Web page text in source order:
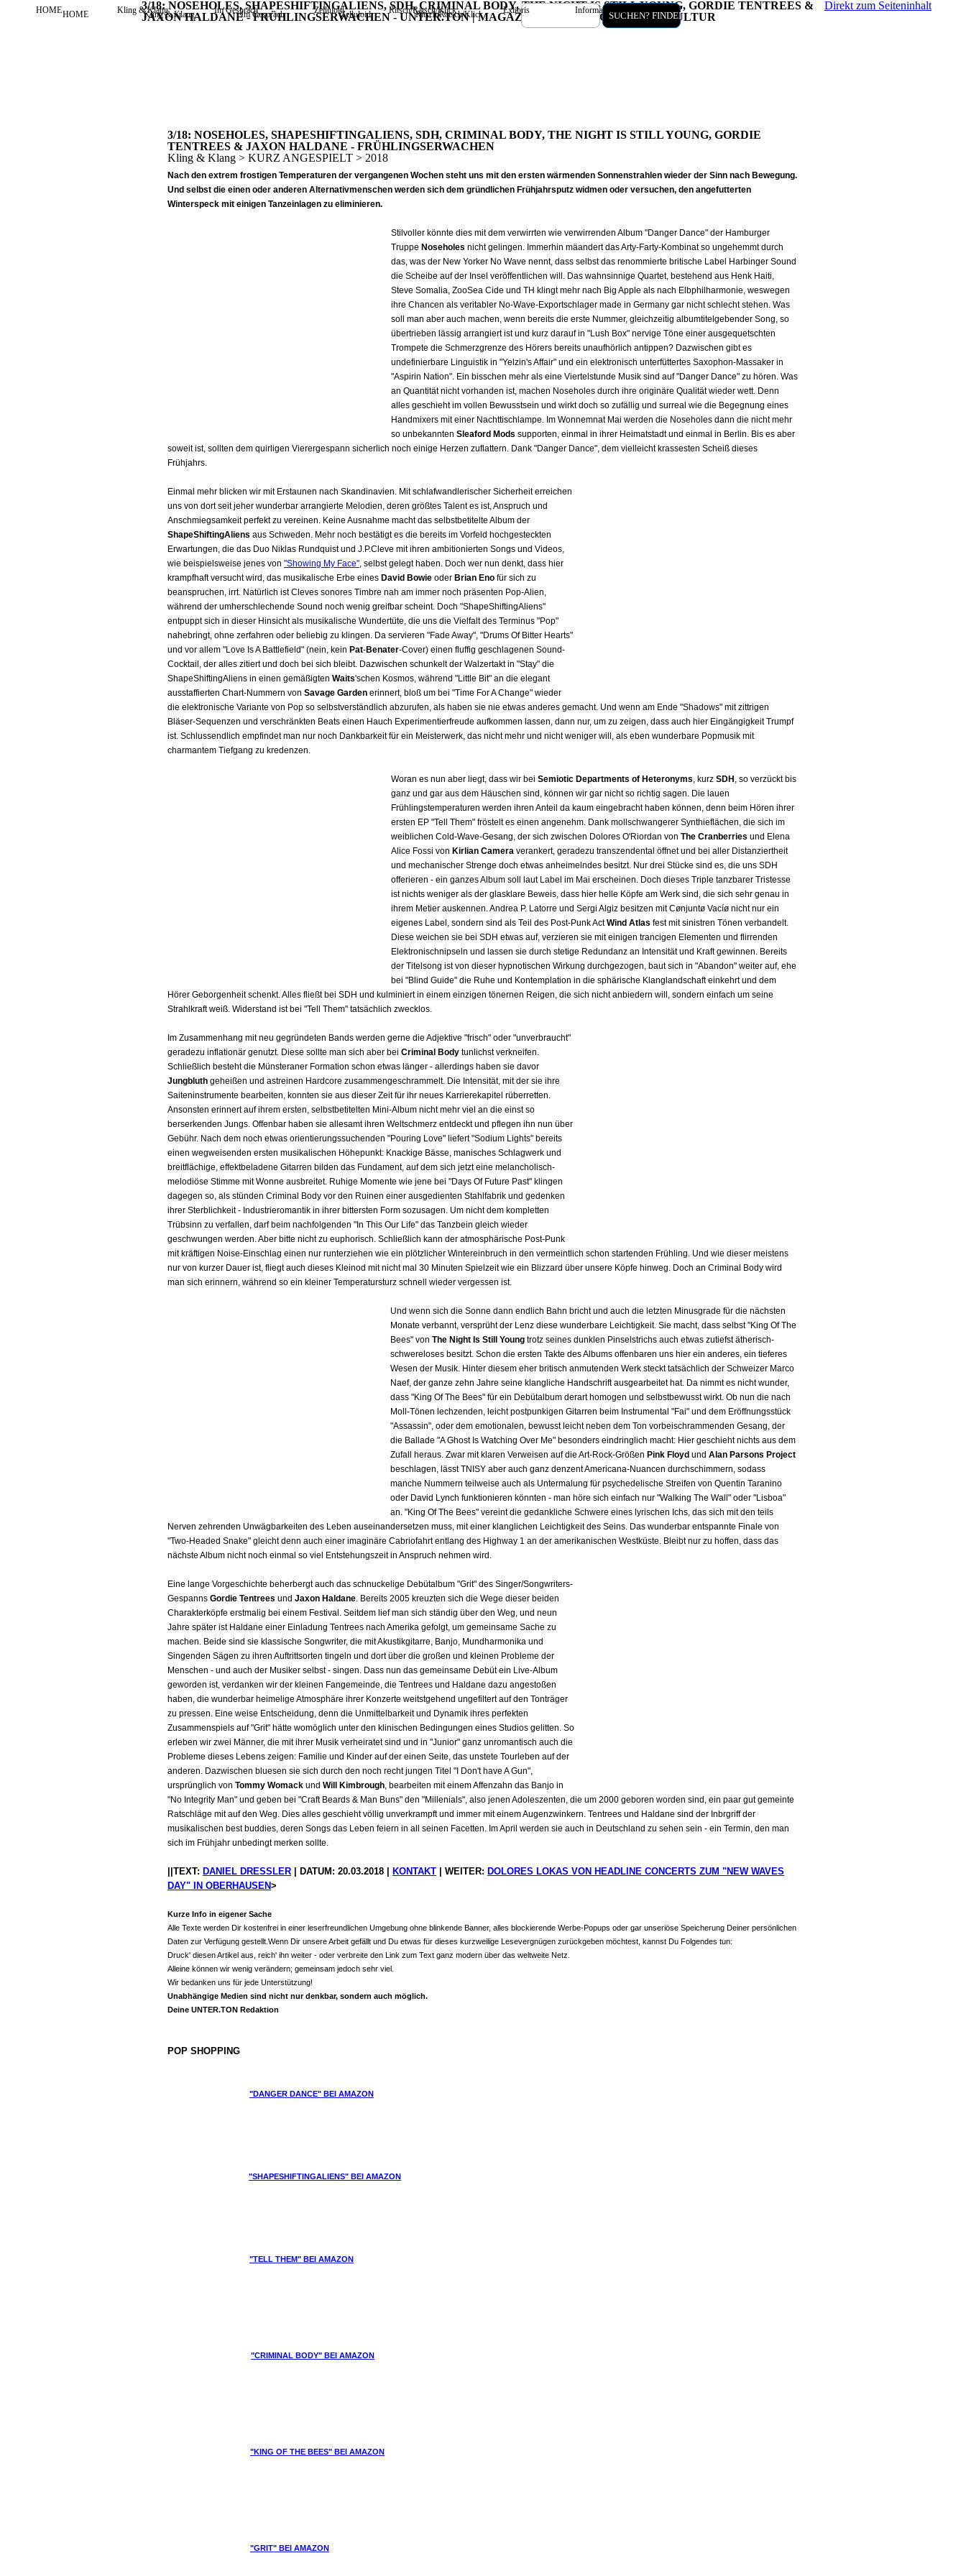
3/18: NOSEHOLES, SHAPESHIFTINGALIENS, SDH, CRIMINAL BODY, THE NIGHT IS STILL YOUNG, GORDIE TENTREES &
JAXON HALDANE - FRÜHLINGSERWACHEN - UNTER.TON | MAGAZIN FÜR KLANG- UND SUBKULTUR
HOME Kling & Klang Im Gespräch Zelluloid Ritsch/Ratsch/Klick Exlibris Information/Kontakt
HOME Kling & Klang Im Gespräch Zelluloid Ritsch/Ratsch/Klick Exlibris Information/Kontakt
Direkt zum Seiteninhalt
3/18: NOSEHOLES, SHAPESHIFTINGALIENS, SDH, CRIMINAL BODY, THE NIGHT IS STILL YOUNG, GORDIE
TENTREES & JAXON HALDANE - FRÜHLINGSERWACHEN
Kling & Klang > KURZ ANGESPIELT > 2018
Nach den extrem frostigen Temperaturen der vergangenen Wochen steht uns mit den ersten wärmenden Sonnenstrahlen wieder der Sinn nach Bewegung.
Und selbst die einen oder anderen Alternativmenschen werden sich dem gründlichen Frühjahrsputz widmen oder versuchen, den angefutterten
Winterspeck mit einigen Tanzeinlagen zu eliminieren.
Stilvoller könnte dies mit dem verwirrten wie verwirrenden Album "Danger Dance" der Hamburger
Truppe Noseholes nicht gelingen. Immerhin mäandert das Arty-Farty-Kombinat so ungehemmt durch
das, was der New Yorker No Wave nennt, dass selbst das renommierte britische Label Harbinger Sound
die Scheibe auf der Insel veröffentlichen will. Das wahnsinnige Quartet, bestehend aus Henk Haiti,
Steve Somalia, ZooSea Cide und TH klingt mehr nach Big Apple als nach Elbphilharmonie, weswegen
ihre Chancen als veritabler No-Wave-Exportschlager made in Germany gar nicht schlecht stehen. Was
soll man aber auch machen, wenn bereits die erste Nummer, gleichzeitig albumtitelgebender Song, so
übertrieben lässig arrangiert ist und kurz darauf in "Lush Box" nervige Töne einer ausgequetschten
Trompete die Schmerzgrenze des Hörers bereits unaufhörlich antippen? Dazwischen gibt es
undefinierbare Linguistik in "Yelzin's Affair" und ein elektronisch unterfüttertes Saxophon-Massaker in
"Aspirin Nation". Ein bisschen mehr als eine Viertelstunde Musik sind auf "Danger Dance" zu hören. Was
an Quantität nicht vorhanden ist, machen Noseholes durch ihre originäre Qualität wieder wett. Denn
alles geschieht im vollen Bewusstsein und wirkt doch so zufällig und surreal wie die Begegnung eines
Handmixers mit einer Nachttischlampe. Im Wonnemnat Mai werden die Noseholes dann die nicht mehr
so unbekanntenSleaford Mods supporten, einmal in ihrer Heimatstadt und einmal in Berlin. Bis es aber
soweit ist, sollten dem quirligen Vierergespann sicherlich noch einige Herzen zuflattern. Dank "Danger Dance", dem vielleicht krassesten Scheiß dieses
Frühjahrs.
Einmal mehr blicken wir mit Erstaunen nach Skandinavien. Mit schlafwandlerischer Sicherheit erreichen
uns von dort seit jeher wunderbar arrangierte Melodien, deren größtes Talent es ist, Anspruch und
Anschmiegsamkeit perfekt zu vereinen. Keine Ausnahme macht das selbstbetitelte Album der
ShapeShiftingAliens aus Schweden. Mehr noch bestätigt es die bereits im Vorfeld hochgesteckten
Erwartungen, die das Duo Niklas Rundquist und J.P.Cleve mit ihren ambitionierten Songs und Videos,
wie beispielsweise jenes von"Showing My Face", selbst gelegt haben. Doch wer nun denkt, dass hier
krampfhaft versucht wird, das musikalische Erbe eines David Bowie oder Brian Eno für sich zu
beanspruchen, irrt. Natürlich ist Cleves sonores Timbre nah am immer noch präsenten Pop-Alien,
während der umherschlechende Sound noch wenig greifbar scheint. Doch "ShapeShiftingAliens"
entpuppt sich in dieser Hinsicht als musikalische Wundertüte, die uns die Vielfalt des Terminus "Pop"
nahebringt, ohne zerfahren oder beliebig zu klingen. Da servieren "Fade Away", "Drums Of Bitter Hearts"
und vor allem "Love Is A Battlefield" (nein, kein Pat-Benater-Cover) einen fluffig geschlagenen Sound-
Cocktail, der alles zitiert und doch bei sich bleibt. Dazwischen schunkelt der Walzertakt in "Stay" die
ShapeShiftingAliens in einen gemäßigtenWaits'schen Kosmos, während "Little Bit" an die elegant
ausstaffierten Chart-Nummern vonSavage Garden erinnert, bloß um bei "Time For A Change" wieder
die elektronische Variante von Pop so selbstverständlich abzurufen, als haben sie nie etwas anderes gemacht. Und wenn am Ende "Shadows" mit zittrigen
Bläser-Sequenzen und verschränkten Beats einen Hauch Experimentierfreude aufkommen lassen, dann nur, um zu zeigen, dass auch hier Eingängigkeit Trumpf
ist. Schlussendlich empfindet man nur noch Dankbarkeit für ein Meisterwerk, das nicht mehr und nicht weniger will, als eben wunderbare Popmusik mit
charmantem Tiefgang zu kredenzen.
Woran es nun aber liegt, dass wir bei Semiotic Departments of Heteronyms, kurzSDH , so verzückt bis
ganz und gar aus dem Häuschen sind, können wir gar nicht so richtig sagen. Die lauen
Frühlingstemperaturen werden ihren Anteil da kaum eingebracht haben können, denn beim Hören ihrer
ersten EP "Tell Them" fröstelt es einen angenehm. Dank mollschwangerer Synthieflächen, die sich im
weiblichen Cold-Wave-Gesang, der sich zwischen Dolores O'Riordan vonThe Cranberries und Elena
Alice Fossi von Kirlian Camera verankert, geradezu transzendental öffnet und bei aller Distanziertheit
und mechanischer Strenge doch etwas anheimelndes besitzt. Nur drei Stücke sind es, die uns SDH
offerieren - ein ganzes Album soll laut Label im Mai erscheinen. Doch dieses Triple tanzbarer Tristesse
ist nichts weniger als der glasklare Beweis, dass hier helle Köpfe am Werk sind, die sich sehr genau in
ihrem Metier auskennen. Andrea P. Latorre und Sergi Algiz besitzen mit Cønjuntø Vacíø nicht nur ein
eigenes Label, sondern sind als Teil des Post-Punk ActWind Atlas fest mit sinistren Tönen verbandelt.
Diese weichen sie bei SDH etwas auf, verzieren sie mit einigen trancigen Elementen und flirrenden
Elektronischnipseln und lassen sie durch stetige Redundanz an Intensität und Kraft gewinnen. Bereits
der Titelsong ist von dieser hypnotischen Wirkung durchgezogen, baut sich in "Abandon" weiter auf, ehe
bei "Blind Guide" die Ruhe und Kontemplation in die sphärische Klanglandschaft einkehrt und dem
Hörer Geborgenheit schenkt. Alles fließt bei SDH und kulminiert in einem einzigen tönernen Reigen, die sich nicht anbiedern will, sondern einfach um seine
Strahlkraft weiß. Widerstand ist bei "Tell Them" tatsächlich zwecklos.
Im Zusammenhang mit neu gegründeten Bands werden gerne die Adjektive "frisch" oder "unverbraucht"
geradezu inflationär genutzt. Diese sollte man sich aber beiCriminal Body tunlichst verkneifen.
Schließlich besteht die Münsteraner Formation schon etwas länger - allerdings haben sie davor
Jungbluth geheißen und astreinen Hardcore zusammengeschrammelt. Die Intensität, mit der sie ihre
Saiteninstrumente bearbeiten, konnten sie aus dieser Zeit für ihr neues Karrierekapitel rüberretten.
Ansonsten erinnert auf ihrem ersten, selbstbetitelten Mini-Album nicht mehr viel an die einst so
berserkenden Jungs. Offenbar haben sie allesamt ihren Weltschmerz entdeckt und pflegen ihn nun über
Gebühr. Nach dem noch etwas orientierungssuchenden "Pouring Love" liefert "Sodium Lights" bereits
einen wegweisenden ersten musikalischen Höhepunkt: Knackige Bässe, manisches Schlagwerk und
breitflächige, effektbeladene Gitarren bilden das Fundament, auf dem sich jetzt eine melancholisch-
melodiöse Stimme mit Wonne ausbreitet. Ruhige Momente wie jene bei "Days Of Future Past" klingen
dagegen so, als stünden Criminal Body vor den Ruinen einer ausgedienten Stahlfabrik und gedenken
ihrer Sterblichkeit - Industrieromantik in ihrer bittersten Form sozusagen. Um nicht dem kompletten
Trübsinn zu verfallen, darf beim nachfolgenden "In This Our Life" das Tanzbein gleich wieder
geschwungen werden. Aber bitte nicht zu euphorisch. Schließlich kann der atmosphärische Post-Punk
mit kräftigen Noise-Einschlag einen nur runterziehen wie ein plötzlicher Wintereinbruch in den vermeintlich schon startenden Frühling. Und wie dieser meistens
nur von kurzer Dauer ist, fliegt auch dieses Kleinod mit nicht mal 30 Minuten Spielzeit wie ein Blizzard über unsere Köpfe hinweg. Doch an Criminal Body wird
man sich erinnern, während so ein kleiner Temperatursturz schnell wieder vergessen ist.
Und wenn sich die Sonne dann endlich Bahn bricht und auch die letzten Minusgrade für die nächsten
Monate verbannt, versprüht der Lenz diese wunderbare Leichtigkeit. Sie macht, dass selbst "King Of The
Bees" vonThe Night Is Still Young trotz seines dunklen Pinselstrichs auch etwas zutiefst ätherisch-
schwereloses besitzt. Schon die ersten Takte des Albums offenbaren uns hier ein anderes, ein tieferes
Wesen der Musik. Hinter diesem eher britisch anmutenden Werk steckt tatsächlich der Schweizer Marco
Naef, der ganze zehn Jahre seine klangliche Handschrift ausgearbeitet hat. Da nimmt es nicht wunder,
dass "King Of The Bees" für ein Debütalbum derart homogen und selbstbewusst wirkt. Ob nun die nach
Moll-Tönen lechzenden, leicht postpunkigen Gitarren beim Instrumental "Fai" und dem Eröffnungsstück
"Assassin", oder dem emotionalen, bewusst leicht neben dem Ton vorbeischrammenden Gesang, der
die Ballade "A Ghost Is Watching Over Me" besonders eindringlich macht: Hier geschieht nichts aus dem
Zufall heraus. Zwar mit klaren Verweisen auf die Art-Rock-Größen Pink Floyd undAlan Parsons Project
beschlagen, lässt TNISY aber auch ganz denzent Americana-Nuancen durchschimmern, sodass
manche Nummern teilweise auch als Untermalung für psychedelische Streifen von Quentin Taranino
oder David Lynch funktionieren könnten - man höre sich einfach nur "Walking The Wall" oder "Lisboa"
an. "King Of The Bees" vereint die gedankliche Schwere eines lyrischen Ichs, das sich mit den teils
Nerven zehrenden Unwägbarkeiten des Leben auseinandersetzen muss, mit einer klanglichen Leichtigkeit des Seins. Das wunderbar entspannte Finale von
"Two-Headed Snake" gleicht denn auch einer imaginäre Cabriofahrt entlang des Highway 1 an der amerikanischen Westküste. Bleibt nur zu hoffen, dass das
nächste Album nicht noch einmal so viel Entstehungszeit in Anspruch nehmen wird.
Eine lange Vorgeschichte beherbergt auch das schnuckelige Debütalbum "Grit" des Singer/Songwriters-
GespannsGordie Tentrees undJaxon Haldane. Bereits 2005 kreuzten sich die Wege dieser beiden
Charakterköpfe erstmalig bei einem Festival. Seitdem lief man sich ständig über den Weg, und neun
Jahre später ist Haldane einer Einladung Tentrees nach Amerika gefolgt, um gemeinsame Sache zu
machen. Beide sind sie klassische Songwriter, die mit Akustikgitarre, Banjo, Mundharmonika und
Singenden Sägen zu ihren Auftrittsorten tingeln und dort über die großen und kleinen Probleme der
Menschen - und auch der Musiker selbst - singen. Dass nun das gemeinsame Debüt ein Live-Album
geworden ist, verdanken wir der kleinen Fangemeinde, die Tentrees und Haldane dazu angestoßen
haben, die wunderbar heimelige Atmosphäre ihrer Konzerte weitstgehend ungefiltert auf den Tonträger
zu pressen. Eine weise Entscheidung, denn die Unmittelbarkeit und Dynamik ihres perfekten
Zusammenspiels auf "Grit" hätte womöglich unter den klinischen Bedingungen eines Studios gelitten. So
erleben wir zwei Männer, die mit ihrer Musik verheiratet sind und in "Junior" ganz unromantisch auch die
Probleme dieses Lebens zeigen: Familie und Kinder auf der einen Seite, das unstete Tourleben auf der
anderen. Dazwischen bluesen sie sich durch den noch recht jungen Titel "I Don't have A Gun",
ursprünglich vonTommy WomackundWill Kimbrough, bearbeiten mit einem Affenzahn das Banjo in
"No Integrity Man" und geben bei "Craft Beards & Man Buns" den "Millenials", also jenen Adoleszenten, die um 2000 geboren worden sind, ein paar gut gemeinte
Ratschläge mit auf den Weg. Dies alles geschieht völlig unverkrampft und immer mit einem Augenzwinkern. Tentrees und Haldane sind der Inbrgriff der
musikalischen best buddies, deren Songs das Leben feiern in all seinen Facetten. Im April werden sie auch in Deutschland zu sehen sein - ein Termin, den man
sich im Frühjahr unbedingt merken sollte.
||TEXT: DANIEL DRESSLER | DATUM: 20.03.2018 | KONTAKT | WEITER: DOLORES LOKAS VON HEADLINE CONCERTS ZUM "NEW WAVES
DAY" IN OBERHAUSEN>
Kurze Info in eigener Sache
Alle Texte werden Dir kostenfrei in einer leserfreundlichen Umgebung ohne blinkende Banner, alles blockierende Werbe-Popups oder gar unseriöse Speicherung Deiner persönlichen
Daten zur Verfügung gestellt.Wenn Dir unsere Arbeit gefällt und Du etwas für dieses kurzweilige Lesevergnügen zurückgeben möchtest, kannst Du Folgendes tun:
Druck' diesen Artikel aus, reich' ihn weiter - oder verbreite den Link zum Text ganz modern über das weltweite Netz.
Alleine können wir wenig verändern; gemeinsam jedoch sehr viel.
Wir bedanken uns für jede Unterstützung!
Unabhängige Medien sind nicht nur denkbar, sondern auch möglich.
Deine UNTER.TON Redaktion
POP SHOPPING
"DANGER DANCE" BEI AMAZON
"SHAPESHIFTINGALIENS" BEI AMAZON
"TELL THEM" BEI AMAZON
"CRIMINAL BODY" BEI AMAZON
"KING OF THE BEES" BEI AMAZON
"GRIT" BEI AMAZON
SUCHEN? FINDEN!